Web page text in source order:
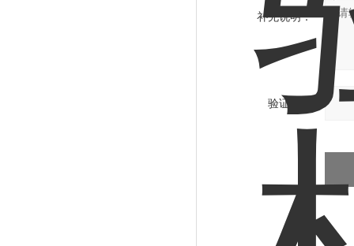
补充说明：
验证码：